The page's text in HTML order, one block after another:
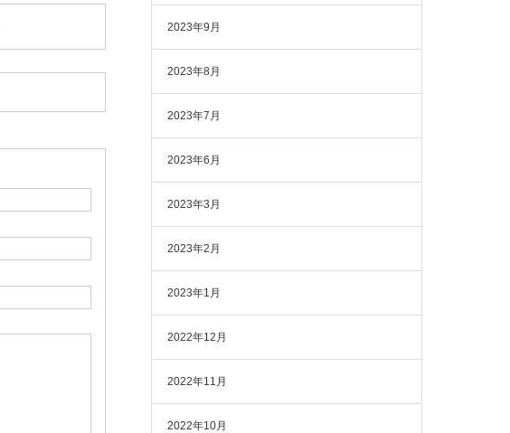
2023年9月
2023年8月
2023年7月
2023年6月
2023年3月
2023年2月
2023年1月
2022年12月
2022年11月
2022年10月